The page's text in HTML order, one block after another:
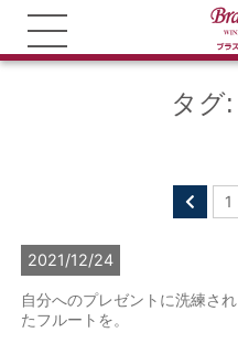
タグ:
1
2021/12/24
自分へのプレゼントに洗練され
たフルートを。